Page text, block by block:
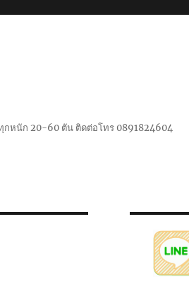
ทุกหนัก 20-60 ตัน ติดต่อโทร 0891824604